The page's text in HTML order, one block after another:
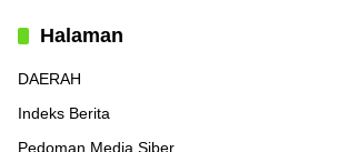
Halaman
DAERAH
Indeks Berita
Pedoman Media Siber